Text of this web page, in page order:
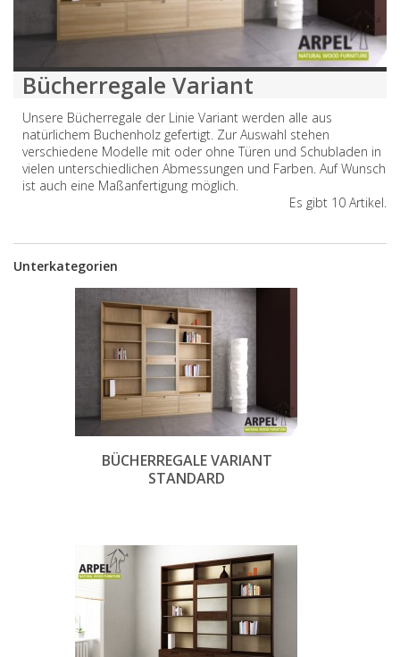
Bücherregale Variant
Unsere Bücherregale der Linie Variant werden alle aus
natürlichem Buchenholz gefertigt. Zur Auswahl stehen
verschiedene Modelle mit oder ohne Türen und Schubladen in
vielen unterschiedlichen Abmessungen und Farben. Auf Wunsch
ist auch eine Maßanfertigung möglich.
Es gibt 10 Artikel.
Unterkategorien
BÜCHERREGALE VARIANT
STANDARD